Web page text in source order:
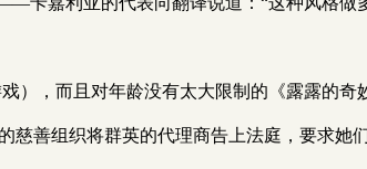
），而且对年龄没有太大限制的《露露的奇
善组织将群英的代理商告上法庭，要求她